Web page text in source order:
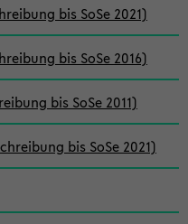
bis SoSe 2021)
bis SoSe 2016)
bis SoSe 2011)
bis SoSe 2021)